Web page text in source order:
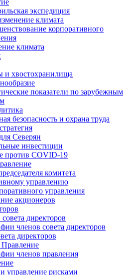
экспедиция
климата
корпоративного
климата
и хвостохранилища
показатели по зарубежным
безопасность и охрана труда
Северян
инвестиции
против COVID‑19
комитета
управлению
управления
акционеров
директоров
членов совета директоров
директоров
членов правления
управление рисками